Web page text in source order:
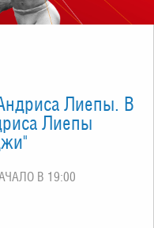
Лиепы. В
Лиепы
В 19:00